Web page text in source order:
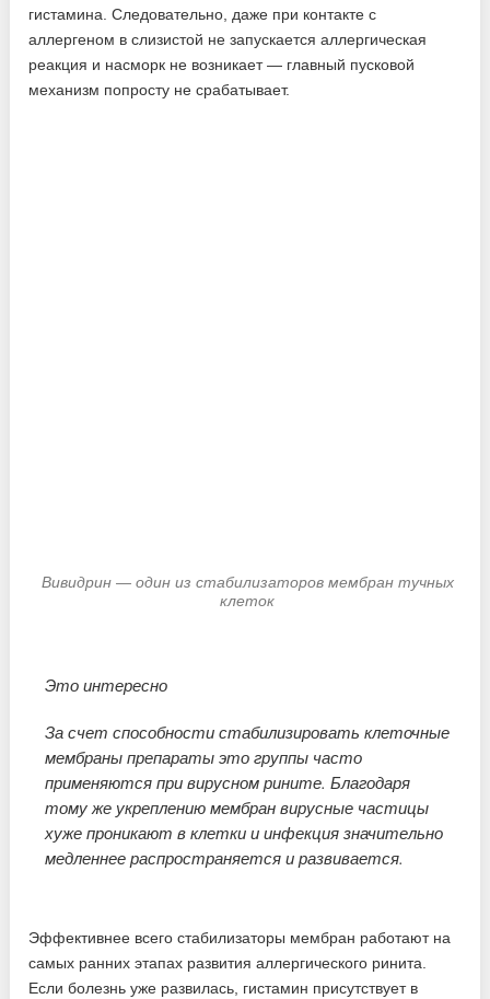
гистамина. Следовательно, даже при контакте с
аллергеном в слизистой не запускается аллергическая
реакция и насморк не возникает — главный пусковой
механизм попросту не срабатывает.
Вивидрин — один из стабилизаторов мембран тучных
клеток
Это интересно
За счет способности стабилизировать клеточные
мембраны препараты это группы часто
применяются при вирусном рините. Благодаря
тому же укреплению мембран вирусные частицы
хуже проникают в клетки и инфекция значительно
медленнее распространяется и развивается.
Эффективнее всего стабилизаторы мембран работают на
самых ранних этапах развития аллергического ринита.
Если болезнь уже развилась, гистамин присутствует в